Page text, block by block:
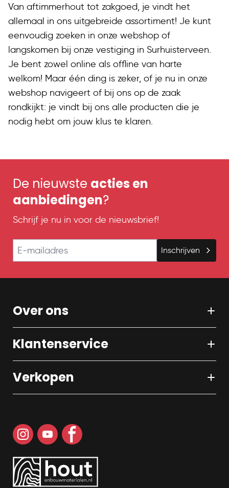
Van aftimmerhout tot zakgoed, je vindt het
allemaal in ons uitgebreide assortiment! Je kunt
eenvoudig zoeken in onze webshop of
langskomen bij onze vestiging in Surhuisterveen.
Je bent zowel online als offline van harte
welkom! Maar één ding is zeker, of je nu in onze
webshop navigeert of bij ons op de zaak
rondkijkt: je vindt bij ons alle producten die je
nodig hebt om jouw klus te klaren.
De nieuwste acties en
aanbiedingen?
Schrijf je nu in voor de nieuwsbrief!
E-mailadres
Inschrijven
Over ons
Klantenservice
Verkopen